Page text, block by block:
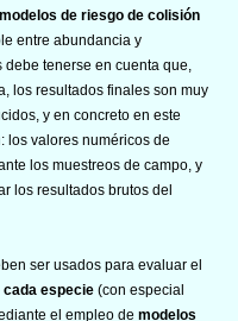
modelos de riesgo de colisión
entre abundancia y
tenerse en cuenta que,
los resultados finales son muy
y en concreto en este
los valores numéricos de
los muestreos de campo, y
los resultados brutos del
ser usados para evaluar el
especie (con especial
el empleo de modelos